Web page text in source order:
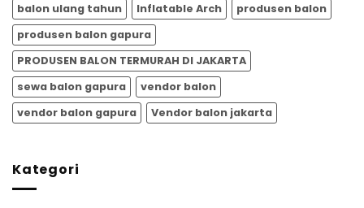
balon ulang tahun
Inflatable Arch
produsen balon
produsen balon gapura
PRODUSEN BALON TERMURAH DI JAKARTA
sewa balon gapura
vendor balon
vendor balon gapura
Vendor balon jakarta
Kategori